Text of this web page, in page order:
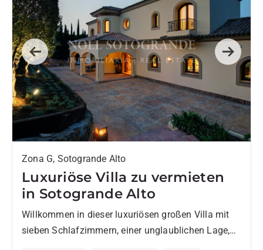
Previous Next
Zona G, Sotogrande Alto
Luxuriöse Villa zu vermieten
in Sotogrande Alto
Willkommen in dieser luxuriösen großen Villa mit
sieben Schlafzimmern, einer unglaublichen Lage,